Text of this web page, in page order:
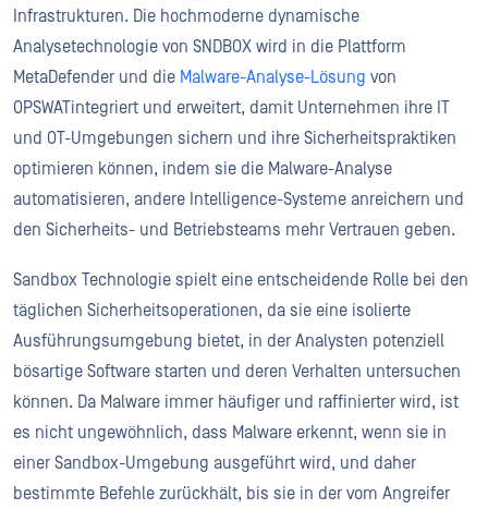
Infrastrukturen. Die hochmoderne dynamische
Analysetechnologie von SNDBOX wird in die Plattform
MetaDefender und die Malware-Analyse-Lösung von
OPSWATintegriert und erweitert, damit Unternehmen ihre IT
und OT-Umgebungen sichern und ihre Sicherheitspraktiken
optimieren können, indem sie die Malware-Analyse
automatisieren, andere Intelligence-Systeme anreichern und
den Sicherheits- und Betriebsteams mehr Vertrauen geben.
Sandbox Technologie spielt eine entscheidende Rolle bei den
täglichen Sicherheitsoperationen, da sie eine isolierte
Ausführungsumgebung bietet, in der Analysten potenziell
bösartige Software starten und deren Verhalten untersuchen
können. Da Malware immer häufiger und raffinierter wird, ist
es nicht ungewöhnlich, dass Malware erkennt, wenn sie in
einer Sandbox-Umgebung ausgeführt wird, und daher
bestimmte Befehle zurückhält, bis sie in der vom Angreifer